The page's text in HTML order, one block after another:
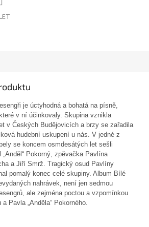
je úctyhodná a bohatá na písně,
v ní účinkovaly. Skupina vznikla
v Českých Budějovicích a brzy se zařadila
hudební uskupení u nás. V jedné z
se koncem osmdesátých let sešli
Pokorný, zpěvačka Pavlína
a Jiří Smrž. Tragický osud Pavlíny
pomalý konec celé skupiny. Album Bílé
nahrávek, není jen sedmou
ale zejména poctou a vzpomínkou
Pavla „Anděla“ Pokorného.